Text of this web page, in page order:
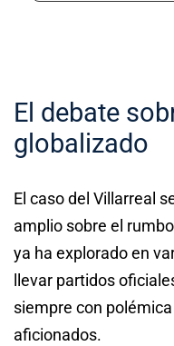
El debate
globalizado
El caso del Villarreal
amplio sobre el
ya ha explorado en
llevar partidos
siempre con
aficionados.